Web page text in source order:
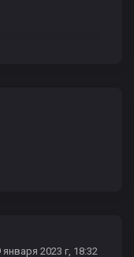
2023 г, 18:32